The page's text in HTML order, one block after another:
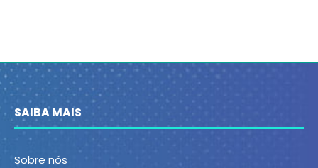
SAIBA MAIS
Sobre nós